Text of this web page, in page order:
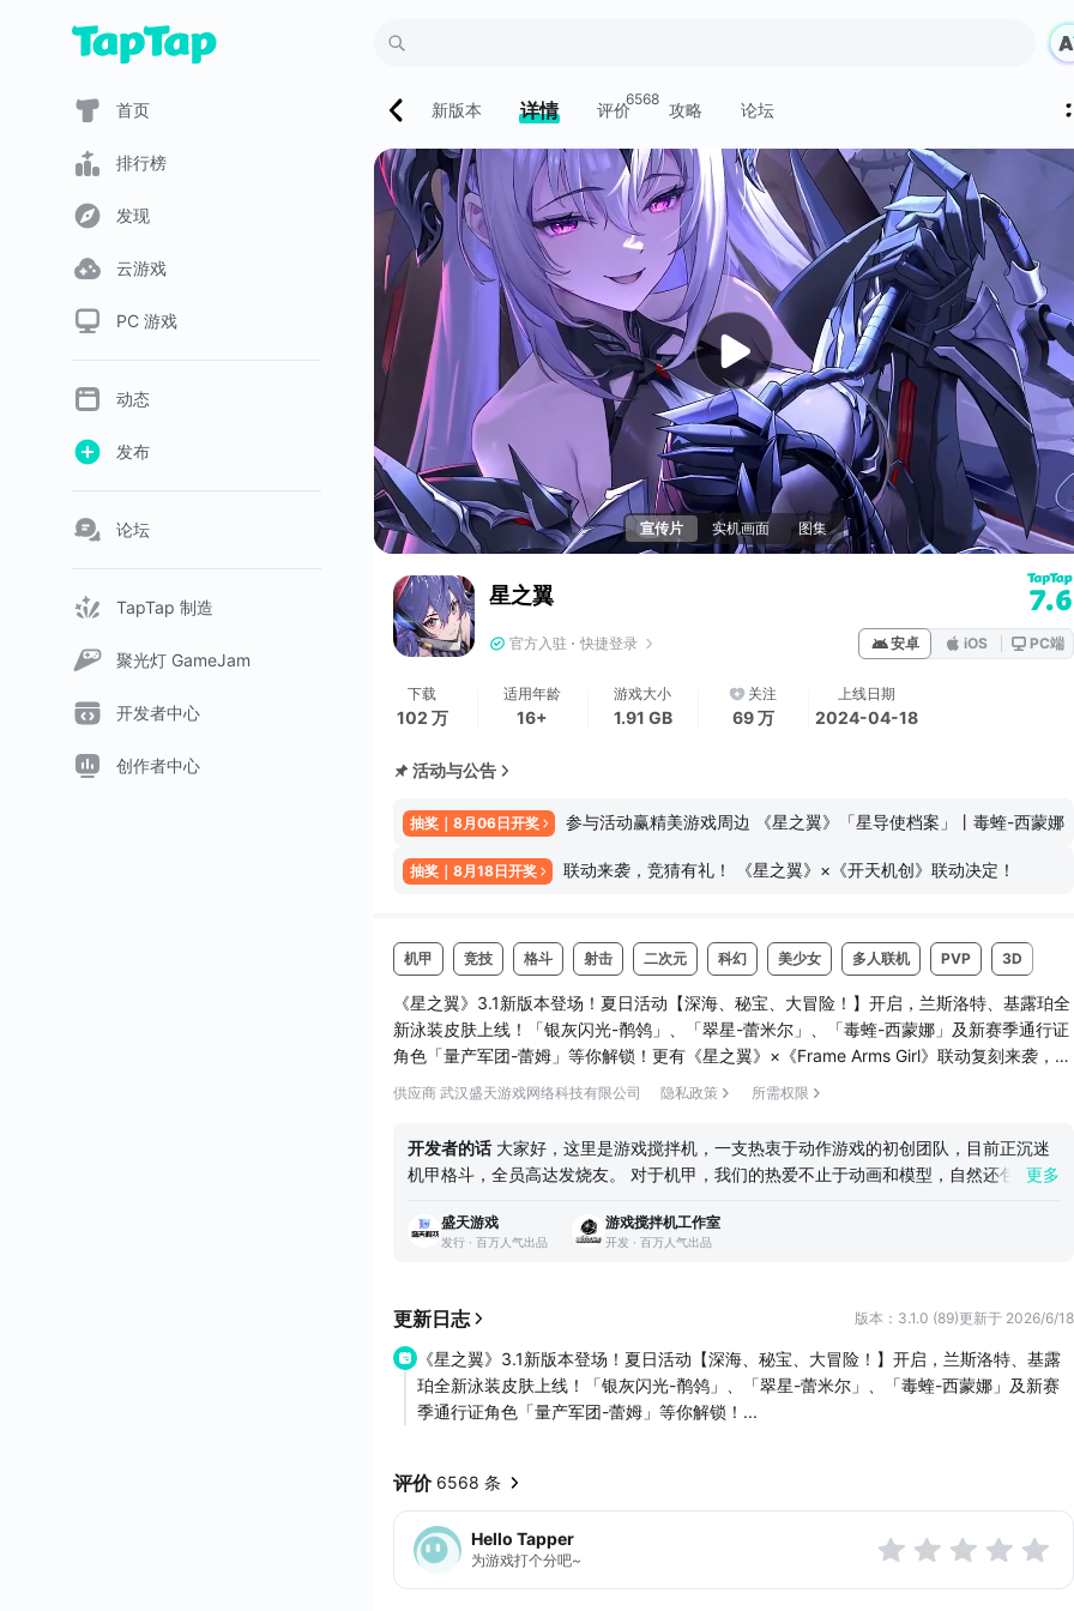
首页
排行榜
发现
云游戏
PC 游戏
动态
发布
论坛
TapTap 制造
聚光灯 GameJam
开发者中心
创作者中心
新版本 详情 评价
6568
攻略 论坛
宣传片 实机画面 图集
星之翼 7.6
官方入驻 快捷登录 安卓 iOS PC端
下载
102 万
适用年龄
16+
游戏大小
1.91 GB
关注
69 万
上线日期
2024-04-18
活动与公告
抽奖｜8月06日开奖 参与活动赢精美游戏周边 《星之翼》「星导使档案」丨毒蝰-西蒙娜
抽奖｜8月18日开奖 联动来袭，竞猜有礼！ 《星之翼》×《开天机创》联动决定！
机甲 竞技 格斗 射击 二次元 科幻 美少女 多人联机 PVP 3D
《星之翼》3.1新版本登场！夏日活动【深海、秘宝、大冒险！】开启，兰斯洛特、基露珀全
新泳装皮肤上线！「银灰闪光-鹡鸰」、「翠星-蕾米尔」、「毒蝰-西蒙娜」及新赛季通行证
角色「量产军团-蕾姆」等你解锁！更有《星之翼》×《Frame Arms Girl》联动复刻来袭，邀
你共赴盛夏狂欢！
射击、敏捷操作、战术制定，感受不止于地面的三维战...
供应商 武汉盛天游戏网络科技有限公司 隐私政策 所需权限
开发者的话 大家好，这里是游戏搅拌机，一支热衷于动作游戏的初创团队，目前正沉迷
机甲格斗，全员高达发烧友。 对于机甲，我们的热爱不止于动画和模型，自然还包括给
按战斗组某位大神的说法，他与VS系列的渊源最早能够追溯到PS2时期，从第一次接触
《联邦VS吉翁》，一直到《NEXT PLUS》让他彻底迷恋上了这个系列：极具操作性和流
作品。 到如今，我们战斗组的小伙伴基本每天都还会打上好几局，偶尔也会有程序组或
美术组的小伙伴来挑战，但基本撼动不了战斗组的连胜纪录……大家这么做除了怀旧，更
多地是在享受这样一个过程：抛开小众的标签，抛开门槛的问题，不断摸索和精进自己
所喜爱的角色，开发并打出帅气的连招，最后战胜对手获得足够的成就感！ 我们相信这
就是GVG的魅力，也希望更多人能体验到这点。这便是我们做《星之翼》的契机之一。
机娘题材和GVG玩法结合起来会是个很不错的主意，于是《星之翼》诞生了，作为团队
的首个项目，它真真正正实现了我们想在3D立体空间中自由操纵机娘进行帅气战斗的想
法。 因此在《星之翼》中，你可以体验到机甲美少女角色的趣味养成、妙趣横生的经典
GVG格斗玩法、以1V1＆2V2为核心的集格斗射击、敏捷操作、战术制定为一身的超爽竞
技！感受不止于地面的三维战斗体验！ 我们深知现在的《星之翼》还存在一些不足，自
更多
盛天游戏
发行 · 百万人气出品
游戏搅拌机工作室
开发 · 百万人气出品
更新日志 版本：3.1.0 (89)更新于 2026/6/18
《星之翼》3.1新版本登场！夏日活动【深海、秘宝、大冒险！】开启，兰斯洛特、基露
珀全新泳装皮肤上线！「银灰闪光-鹡鸰」、「翠星-蕾米尔」、「毒蝰-西蒙娜」及新赛
季通行证角色「量产军团-蕾姆」等你解锁！...
评价 6568 条
Hello Tapper
为游戏打个分吧~